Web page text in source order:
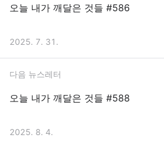
오늘 내가 깨달은 것들 #586
2025. 7. 31.
다음 뉴스레터
오늘 내가 깨달은 것들 #588
2025. 8. 4.